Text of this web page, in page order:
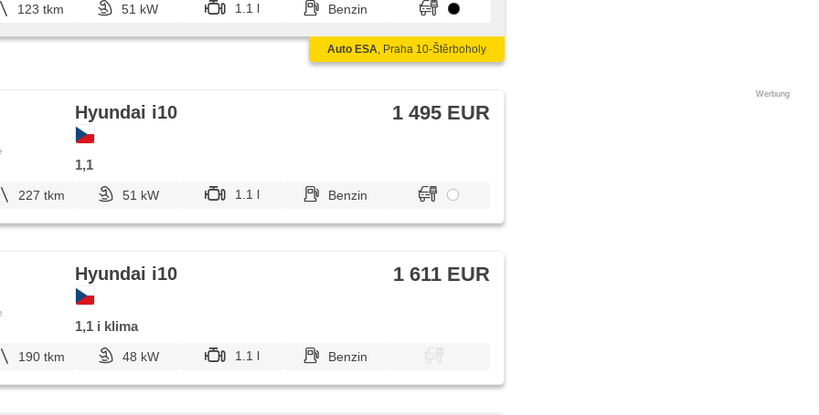
123 tkm 51 kW 1.1 l Benzin
Auto ESA, Praha 10-Štěrboholy
Hyundai i10 1 495 EUR
1,1
227 tkm 51 kW 1.1 l Benzin
Hyundai i10 1 611 EUR
1,1 i klima
190 tkm 48 kW 1.1 l Benzin
Werbung